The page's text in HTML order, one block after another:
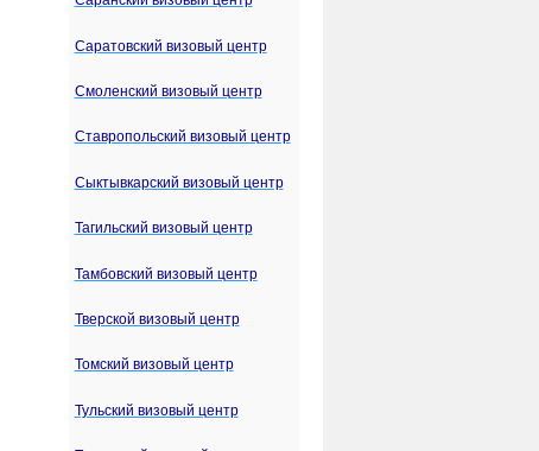
Саратовский визовый центр
Смоленский визовый центр
Ставропольский визовый центр
Сыктывкарский визовый центр
Тагильский визовый центр
Тамбовский визовый центр
Тверской визовый центр
Томский визовый центр
Тульский визовый центр